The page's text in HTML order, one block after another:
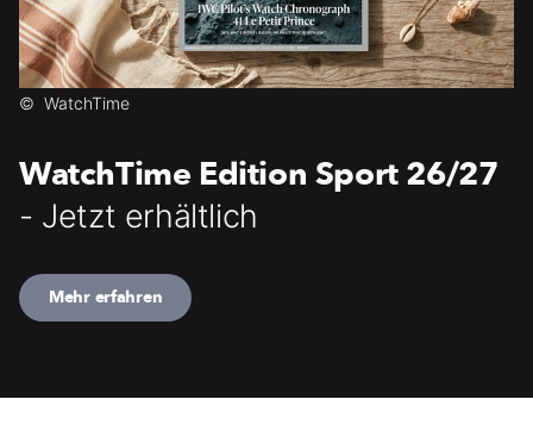
© WatchTime
WatchTime Edition Sport 26/27
- Jetzt erhältlich
Mehr erfahren